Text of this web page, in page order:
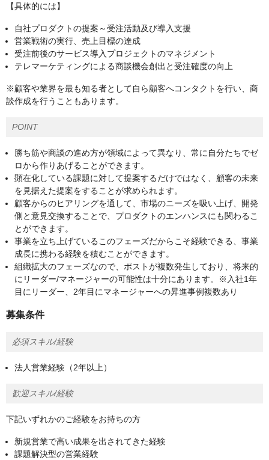
【具体的には】
自社プロダクトの提案～受注活動及び導入支援
営業戦術の実行、売上目標の達成
受注前後のサービス導入プロジェクトのマネジメント
テレマーケティングによる商談機会創出と受注確度の向上
※顧客や業界を最も知る者として自ら顧客へコンタクトを行い、商
談作成を行うこともあります。
POINT
勝ち筋や商談の進め方が領域によって異なり、常に自分たちでゼ
ロから作りあげることができます。
顕在化している課題に対して提案するだけではなく、顧客の未来
を見据えた提案をすることが求められます。
顧客からのヒアリングを通して、市場のニーズを吸い上げ、開発
側と意見交換することで、プロダクトのエンハンスにも関わるこ
とができます。
事業を立ち上げているこのフェーズだからこそ経験できる、事業
成長に携わる経験を積むことができます。
組織拡大のフェーズなので、ポストが複数発生しており、将来的
にリーダー/マネージャーの可能性は十分にあります。※入社1年
目にリーダー、2年目にマネージャーへの昇進事例複数あり
募集条件
必須スキル/経験
法人営業経験（2年以上）
歓迎スキル/経験
下記いずれかのご経験をお持ちの方
新規営業で高い成果を出されてきた経験
課題解決型の営業経験